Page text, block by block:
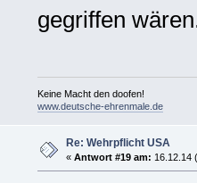
gegriffen
Keine Macht den doofen!
www.deutsche-ehrenmale.de
Re: Wehrpflicht USA
« Antwort #19 am: 16.12.14